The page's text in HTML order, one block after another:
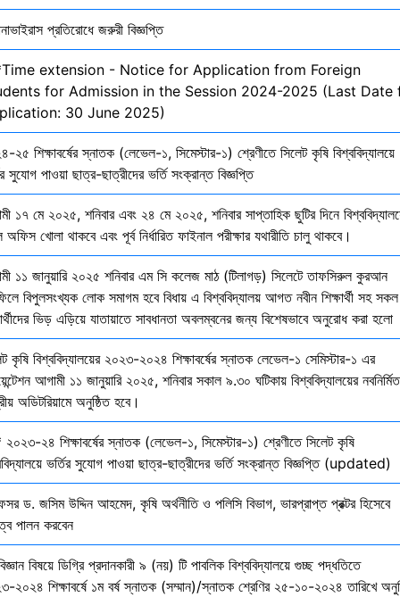
প্রতিরোধে জরুরী বিজ্ঞপ্তি
extension - Notice for Application from Foreign
for Admission in the Session 2024-2025 (Last Date
30 June 2025)
২৫ শিক্ষাবর্ষের স্নাতক (লেভেল-১, সিমেস্টার-১) শ্রেণীতে সিলেট কৃষি বিশ্ববিদ্যালয়ে
সুযোগ পাওয়া ছাত্র-ছাত্রীদের ভর্তি সংক্রান্ত বিজ্ঞপ্তি
১৭ মে ২০২৫, শনিবার এবং ২৪ মে ২০২৫, শনিবার সাপ্তাহিক ছুটির দিনে
খোলা থাকবে এবং পূর্ব নির্ধারিত ফাইনাল পরীক্ষার যথারীতি চালু থাকবে।
১১ জানুয়ারি ২০২৫ শনিবার এম সি কলেজ মাঠ (টিলাগড়) সিলেটে তাফসিরুল কুরআন
বিপুলসংখ্যক লোক সমাগম হবে বিধায় এ বিশ্ববিদ্যালয় আগত নবীন শিক্ষার্থী সহ সকল
ভিড় এড়িয়ে যাতায়াতে সাবধানতা অবলম্বনের জন্য বিশেষভাবে অনুরোধ করা হলো
কৃষি বিশ্ববিদ্যালয়ের ২০২৩-২০২৪ শিক্ষাবর্ষের স্নাতক লেভেল-১ সেমিস্টার-১ এর
আগামী ১১ জানুয়ারি ২০২৫, শনিবার সকাল ৯.৩০ ঘটিকায় বিশ্ববিদ্যালয়ের নবনির্মিত
অডিটরিয়ামে অনুষ্ঠিত হবে।
২৪ শিক্ষাবর্ষের স্নাতক (লেভেল-১, সিমেস্টার-১) শ্রেণীতে সিলেট কৃষি
ভর্তির সুযোগ পাওয়া ছাত্র-ছাত্রীদের ভর্তি সংক্রান্ত বিজ্ঞপ্তি (updated)
ড. জসিম উদ্দিন আহমেদ, কৃষি অর্থনীতি ও পলিসি বিভাগ, ভারপ্রাপ্ত প্রক্টর হিসেবে
পালন করবেন
বিষয়ে ডিগ্রি প্রদানকারী ৯ (নয়) টি পাবলিক বিশ্ববিদ্যালয়ে গুচ্ছ পদ্ধতিতে
২০২৪ শিক্ষাবর্ষে ১ম বর্ষ স্নাতক (সম্মান)/স্নাতক শ্রেণির ২৫-১০-২০২৪ তারিখে